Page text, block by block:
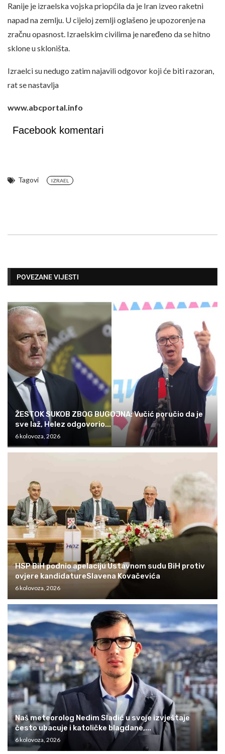
Ranije je izraelska vojska priopćila da je Iran izveo raketni
napad na zemlju. U cijeloj zemlji oglašeno je upozorenje na
zračnu opasnost. Izraelskim civilima je naređeno da se hitno
sklone u skloništa.
Izraelci su nedugo zatim najavili odgovor koji će biti razoran,
rat se nastavlja
www.abcportal.info
Facebook komentari
Tagovi IZRAEL
POVEZANE VIJESTI
ŽESTOK SUKOB ZBOG BUGOJNA: Vučić poručio da je
sve laž, Helez odgovorio...
6 kolovoza, 2026
HSP BiH podnio apelaciju Ustavnom sudu BiH protiv
ovjere kandidatureSlavena Kovačevića
6 kolovoza, 2026
Naš meteorolog Nedim Sladić u svoje izvještaje
često ubacuje i katoličke blagdane,...
6 kolovoza, 2026